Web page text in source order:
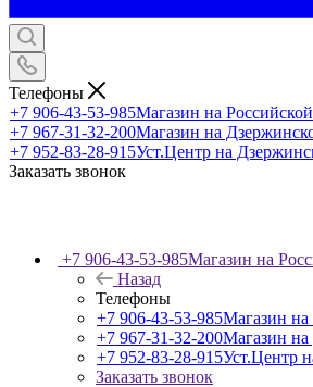
Телефоны
+7 906-43-53-985Магазин на
+7 967-31-32-200Магазин на
+7 952-83-28-915Уст.Центр на
Заказать звонок
+7 906-43-53-985Магазин на
Назад
Телефоны
+7 906-43-53-985Магазин на
+7 967-31-32-200Магазин на
+7 952-83-28-915Уст.Центр
Заказать звонок